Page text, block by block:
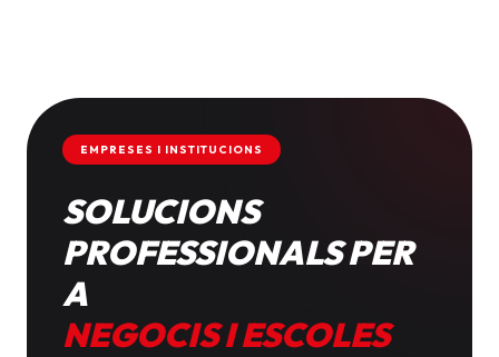
EMPRESES I INSTITUCIONS
SOLUCIONS
PROFESSIONALS PER
A
NEGOCIS I ESCOLES